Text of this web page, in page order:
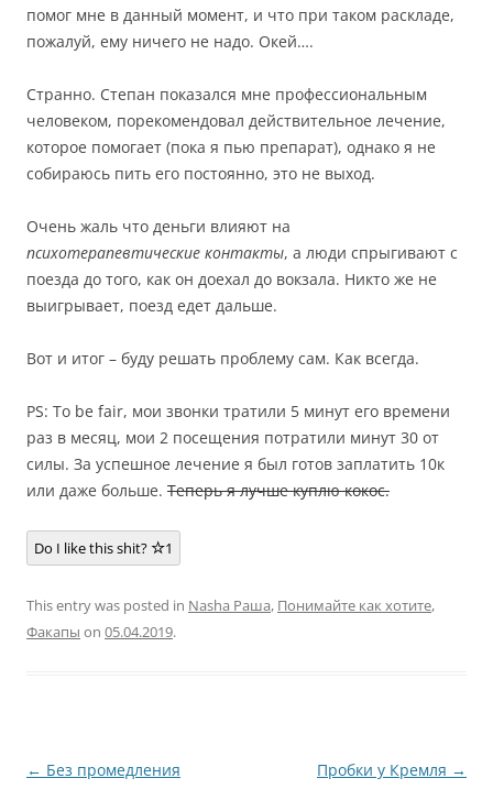
помог мне в данный момент, и что при таком раскладе,
пожалуй, ему ничего не надо. Окей….
Странно. Степан показался мне профессиональным
человеком, порекомендовал действительное лечение,
которое помогает (пока я пью препарат), однако я не
собираюсь пить его постоянно, это не выход.
Очень жаль что деньги влияют на
психотерапевтические контакты, а люди спрыгивают с
поезда до того, как он доехал до вокзала. Никто же не
выигрывает, поезд едет дальше.
Вот и итог – буду решать проблему сам. Как всегда.
PS: To be fair, мои звонки тратили 5 минут его времени
раз в месяц, мои 2 посещения потратили минут 30 от
силы. За успешное лечение я был готов заплатить 10к
или даже больше. Теперь я лучше куплю кокос.
Do I like this shit? 1
This entry was posted in Nasha Раша, Понимайте как хотите,
Факапы on 05.04.2019.
Post
← Без промедления Пробки у Кремля →